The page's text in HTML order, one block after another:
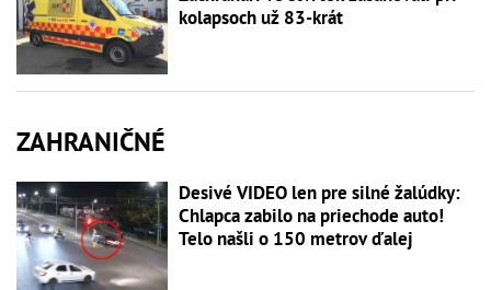
kolapsoch už 83-krát
ZAHRANIČNÉ
Desivé VIDEO len pre silné žalúdky:
Chlapca zabilo na priechode auto!
Telo našli o 150 metrov ďalej